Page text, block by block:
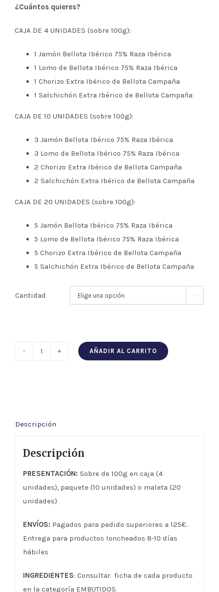
¿Cuántos quieres?
CAJA DE 4 UNIDADES (sobre 100g):
1 Jamón Bellota Ibérico 75% Raza Ibérica
1 Lomo de Bellota Ibérico 75% Raza Ibérica
1 Chorizo Extra Ibérico de Bellota Campaña
1 Salchichón Extra Ibérico de Bellota Campaña
CAJA DE 10 UNIDADES (sobre 100g):
3 Jamón Bellota Ibérico 75% Raza Ibérica
3 Lomo de Bellota Ibérico 75% Raza Ibérica
2 Chorizo Extra Ibérico de Bellota Campaña
2 Salchichón Extra Ibérico de Bellota Campaña
CAJA DE 20 UNIDADES (sobre 100g):
5 Jamón Bellota Ibérico 75% Raza Ibérica
5 Lomo de Bellota Ibérico 75% Raza Ibérica
5 Chorizo Extra Ibérico de Bellota Campaña
5 Salchichón Extra Ibérico de Bellota Campaña
Cantidad 
AÑADIR AL CARRITO
Descripción
Descripción
PRESENTACIÓN: Sobre de 100g en caja (4
unidades), paquete (10 unidades) o maleta (20
unidades)
ENVÍOS: Pagados para pedido superiores a 125€.
Entrega para productos loncheados 8-10 días
hábiles
INGREDIENTES: Consultar ficha de cada producto
en la categoría EMBUTIDOS.